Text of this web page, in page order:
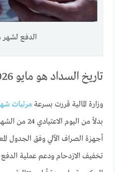
الدفع لشهر
تاريخ السداد هو مايو 2026، قرار السداد المبكر
وزارة المالية قررت بسرعة مرتبات شهر
بدلاً من اليوم
أجهزة الصراف الآلي وفق الجدول
تخفيف الازدحام ودعم عملية